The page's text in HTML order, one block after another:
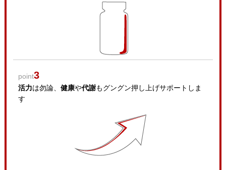
point3
活力は勿論、 健康や代謝もグングン押し上げサポートしま
す